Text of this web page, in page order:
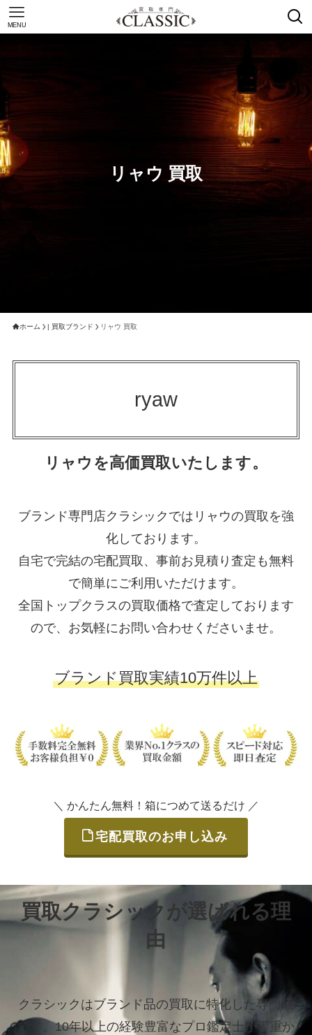
MENU
リャウ 買取
ホーム | 買取ブランド リャウ 買取
ryaw
リャウを高価買取いたします。
ブランド専門店クラシックではリャウの買取を強
化しております。
自宅で完結の宅配買取、事前お見積り査定も無料
で簡単にご利用いただけます。
全国トップクラスの買取価格で査定しております
ので、お気軽にお問い合わせくださいませ。
ブランド買取実績10万件以上
＼ かんたん無料！箱につめて送るだけ ／
宅配買取のお申し込み
買取クラシックが選ばれる理
由
クラシックはブランド品の買取に特化した専門店
です。10年以上の経験豊富なプロ鑑定士が丁重か